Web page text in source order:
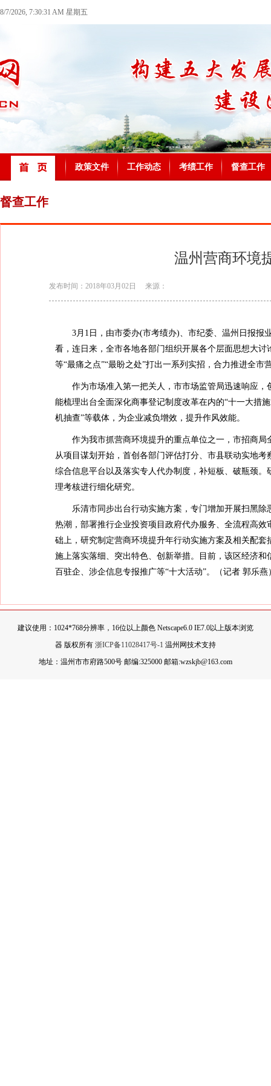
8/7/2026, 7:30:31 AM 星期五
政策文件 工作动态 考绩工作 督查工作
督查工作
温州营商环境
发布时间：2018年03月02日 来源：
3月1日，由市委办(市考绩办)、市纪委、温州日报报
看，连日来，全市各地各部门组织开展各个层面思想大
等“最痛之点”“最盼之处”打出一系列实招，合力推进全市
作为市场准入第一把关人，市市场监管局迅速响应
能梳理出台全面深化商事登记制度改革在内的“十一大措
机抽查”等载体，为企业减负增效，提升作风效能。
作为我市抓营商环境提升的重点单位之一，市招商
从项目谋划开始，首创各部门评估打分、市县联动实地
综合信息平台以及落实专人代办制度，补短板、破瓶颈
理考核进行细化研究。
乐清市同步出台行动实施方案，专门增加开展扫黑
热潮，部署推行企业投资项目政府代办服务、全流程高
础上，研究制定营商环境提升年行动实施方案及相关配
施上落实落细、突出特色、创新举措。目前，该区经济
百驻企、涉企信息专报推广等“十大活动”。（记者 郭乐燕
建议使用：1024*768分辨率，16位以上颜色 Netscape6.0 IE7.0以上版本浏览
器 版权所有 浙ICP备11028417号-1 温州网技术支持
地址：温州市市府路500号 邮编:325000 邮箱:wzskjb@163.com